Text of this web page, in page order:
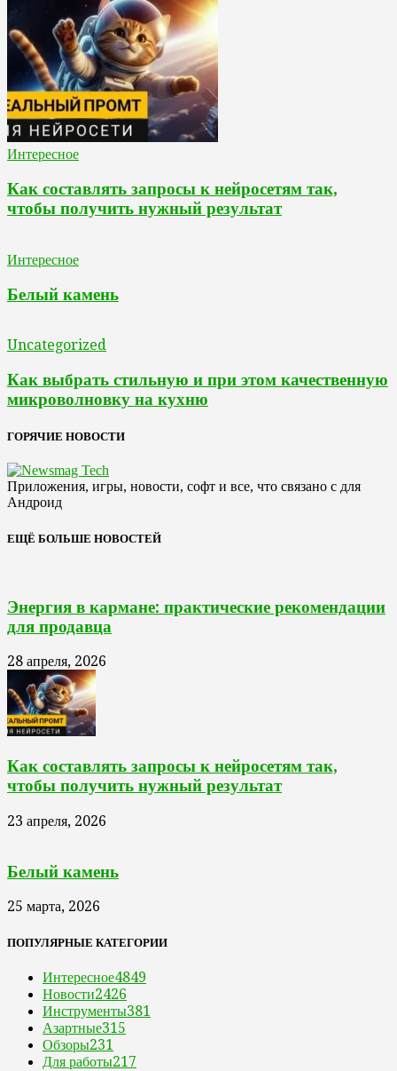
Интересное
Как составлять запросы к нейросетям так,
чтобы получить нужный результат
Интересное
Белый камень
Uncategorized
Как выбрать стильную и при этом качественную
микроволновку на кухню
ГОРЯЧИЕ НОВОСТИ
Приложения, игры, новости, софт и все, что связано с для
Андроид
ЕЩЁ БОЛЬШЕ НОВОСТЕЙ
Энергия в кармане: практические рекомендации
для продавца
28 апреля, 2026
Как составлять запросы к нейросетям так,
чтобы получить нужный результат
23 апреля, 2026
Белый камень
25 марта, 2026
ПОПУЛЯРНЫЕ КАТЕГОРИИ
Интересное4849
Новости2426
Инструменты381
Азартные315
Обзоры231
Для работы217